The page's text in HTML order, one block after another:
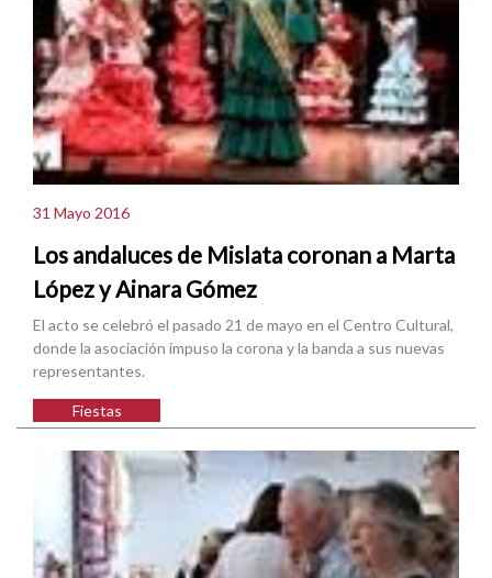
31 Mayo 2016
Los andaluces de Mislata coronan a Marta
López y Ainara Gómez
El acto se celebró el pasado 21 de mayo en el Centro Cultural,
donde la asociación impuso la corona y la banda a sus nuevas
representantes.
Fiestas